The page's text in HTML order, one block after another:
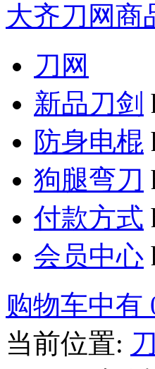
大齐刀网商
刀网
新品刀剑
防身电棍
狗腿弯刀
付款方式
会员中心
购物车中有
当前位置: